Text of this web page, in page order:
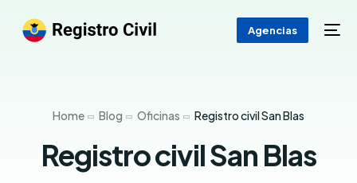
Agencias
Home Blog Oficinas Registro civil San Blas
Registro civil San Blas